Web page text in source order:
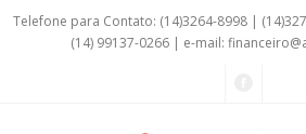
Telefone para Contato: (14)3264-8998 |
(14) 99137-0266 | e-mail: